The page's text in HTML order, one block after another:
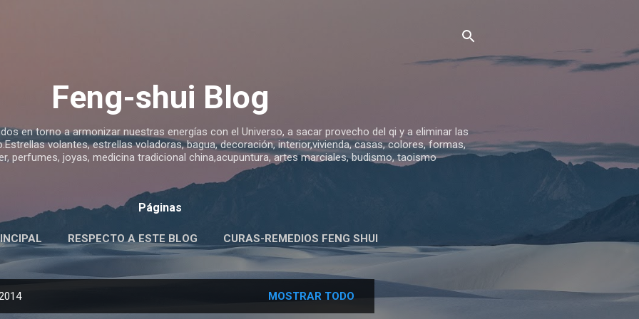
Feng-shui Blog
en torno a armonizar nuestras energías con el Universo, a sacar provecho del qi y a eliminar las
volantes, estrellas voladoras, bagua, decoración, interior,vivienda, casas, colores, formas,
perfumes, joyas, medicina tradicional china,acupuntura, artes marciales, budismo, taoismo
Páginas
RESPECTO A ESTE BLOG CURAS-REMEDIOS FENG SHUI
FENG SHUI-SIGNIFICADO-USO ANGEL EULISES ORTIZ
MOSTRAR TODO